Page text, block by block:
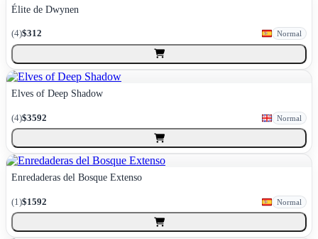
Élite de Dwynen
(4)$312 Normal
Elves of Deep Shadow
(4)$3592 Normal
Enredaderas del Bosque Extenso
(1)$1592 Normal